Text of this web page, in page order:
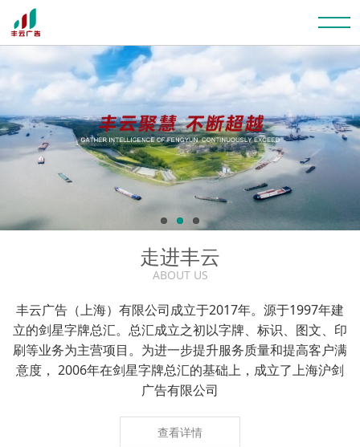
走进丰云
ABOUT US
丰云广告（上海）有限公司成立于2017年。源于1997年建
立的剑星字牌总汇。总汇成立之初以字牌、标识、图文、印
刷等业务为主营项目。为进一步提升服务质量和提高客户满
意度， 2006年在剑星字牌总汇的基础上，成立了上海沪剑
广告有限公司
查看详情